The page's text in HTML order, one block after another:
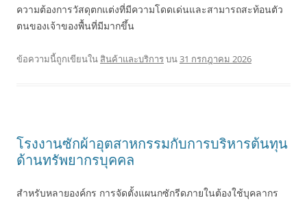
ความต้องการวัสดุตกแต่งที่มีความโดดเด่นและสามารถสะท้อนตัว
ตนของเจ้าของพื้นที่มีมากขึ้น
ข้อความนี้ถูกเขียนใน สินค้าและบริการบน31 กรกฎาคม 2026
โรงงานซักผ้าอุตสาหกรรมกับการบริหารต้นทุน
ด้านทรัพยากรบุคคล
สำหรับหลายองค์กร การจัดตั้งแผนกซักรีดภายในต้องใช้บุคลากร